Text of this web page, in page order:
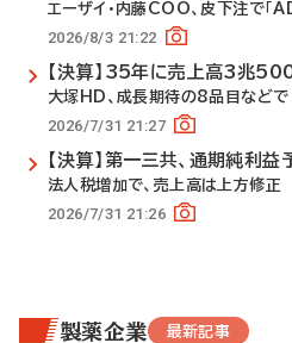
エーザイ・内藤COO、皮下注で「
2026/8/3 21:22
【決算】35年に売上高3兆
大塚HD、成長期待の8品目などで
2026/7/31 21:27
【決算】第一三共、通期純利
法人税増加で、売上高は上方修正
2026/7/31 21:26
製薬企業 最新記事